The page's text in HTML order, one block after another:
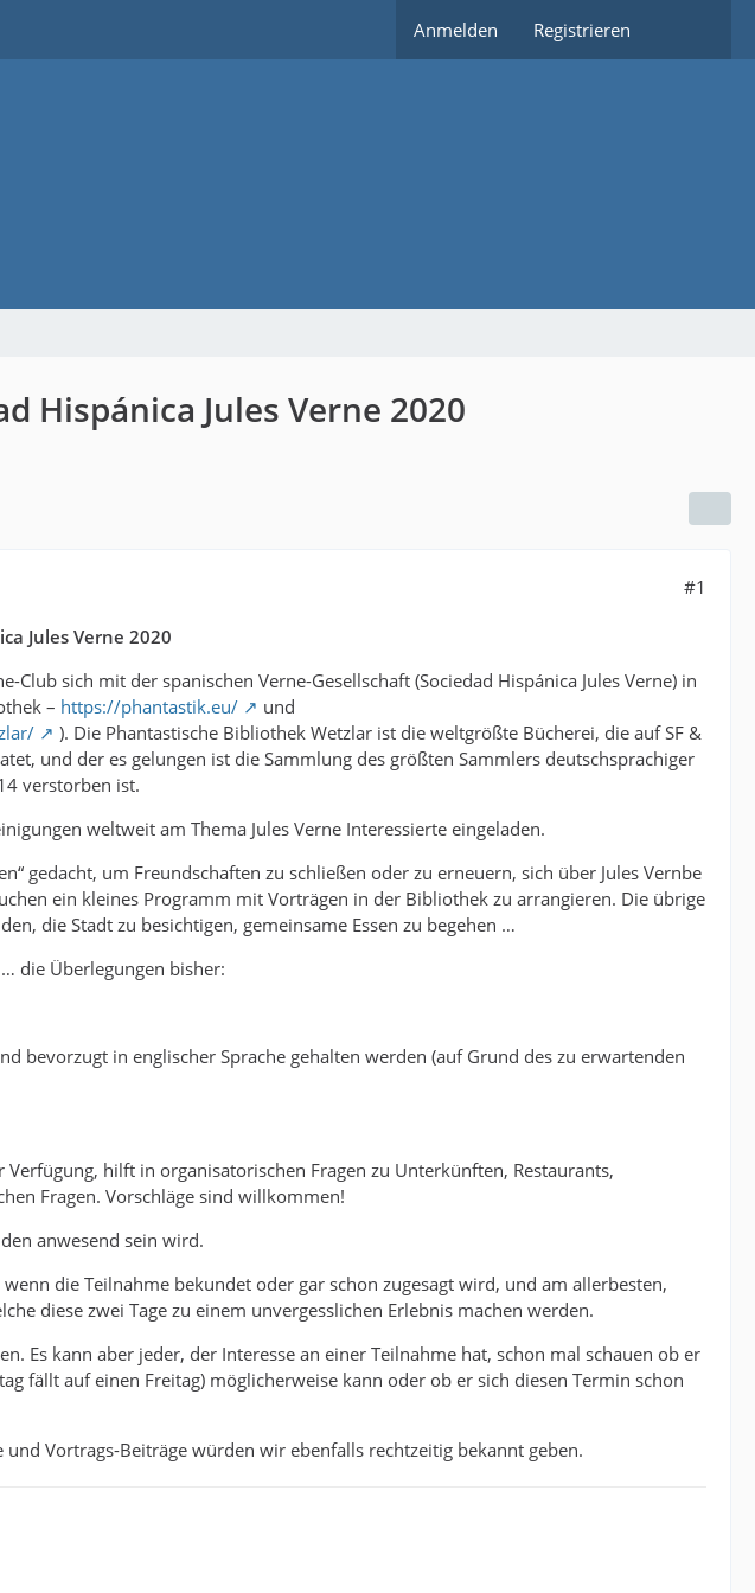
Anmelden Registrieren
Hispánica Jules Verne 2020
#1
Jules Verne 2020
Club sich mit der spanischen Verne-Gesellschaft (Sociedad Hispánica Jules Verne) in
– https://phantastik.eu/
und
). Die Phantastische Bibliothek Wetzlar ist die weltgrößte Bücherei, die auf SF &
und der es gelungen ist die Sammlung des größten Sammlers deutschsprachiger
verstorben ist.
weltweit am Thema Jules Verne Interessierte eingeladen.
gedacht, um Freundschaften zu schließen oder zu erneuern, sich über Jules Vernbe
ein kleines Programm mit Vorträgen in der Bibliothek zu arrangieren. Die übrige
die Stadt zu besichtigen, gemeinsame Essen zu begehen …
die Überlegungen bisher:
bevorzugt in englischer Sprache gehalten werden (auf Grund des zu erwartenden
hilft in organisatorischen Fragen zu Unterkünften, Restaurants,
Fragen. Vorschläge sind willkommen!
anwesend sein wird.
die Teilnahme bekundet oder gar schon zugesagt wird, und am allerbesten,
diese zwei Tage zu einem unvergesslichen Erlebnis machen werden.
Es kann aber jeder, der Interesse an einer Teilnahme hat, schon mal schauen ob er
fällt auf einen Freitag) möglicherweise kann oder ob er sich diesen Termin schon
Vortrags-Beiträge würden wir ebenfalls rechtzeitig bekannt geben.